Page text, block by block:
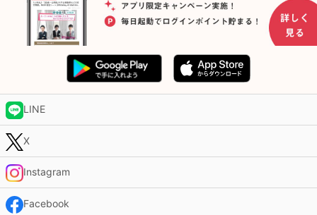
LINE
X
Instagram
Facebook